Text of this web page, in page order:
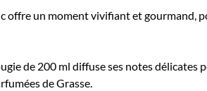
offre un moment vivifiant et gourmand,
de 200 ml diffuse ses notes délicates
de Grasse.